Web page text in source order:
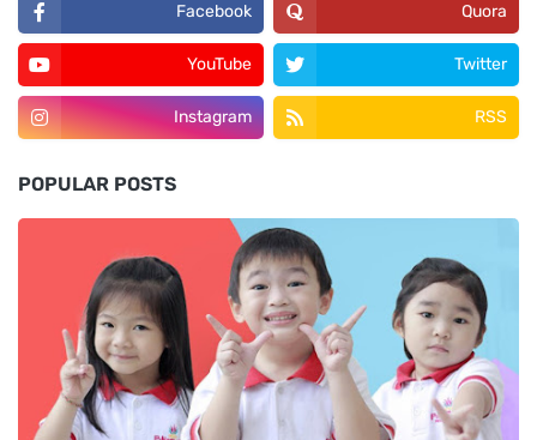
Facebook Quora
YouTube Twitter
Instagram RSS
POPULAR POSTS